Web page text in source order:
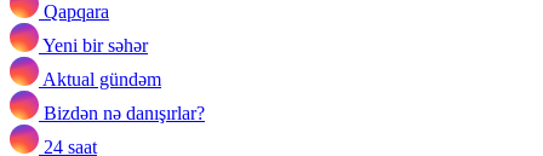
Qapqara
Yeni bir səhər
Aktual gündəm
Bizdən nə danışırlar?
24 saat